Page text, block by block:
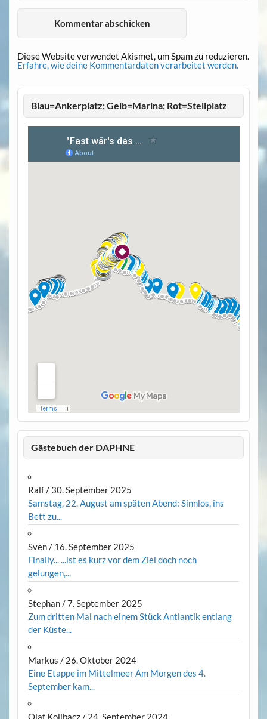
Diese Website verwendet Akismet, um Spam zu reduzieren.
Erfahre, wie deine Kommentardaten verarbeitet werden.
Blau=Ankerplatz; Gelb=Marina; Rot=Stellplatz
Gästebuch der DAPHNE
Ralf/ 30. September 2025
Samstag, 22. August am späten Abend: Sinnlos, ins
Bett zu...
Sven/ 16. September 2025
Finally... ...ist es kurz vor dem Ziel doch noch
gelungen,...
Stephan/7. September 2025
Zum dritten Mal nach einem Stück Antlantik entlang
der Küste...
Markus / 26. Oktober 2024
Eine Etappe im Mittelmeer Am Morgen des 4.
September kam...
Olaf Kolibacz/ 24. September 2024